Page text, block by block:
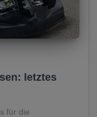
letztes
für die